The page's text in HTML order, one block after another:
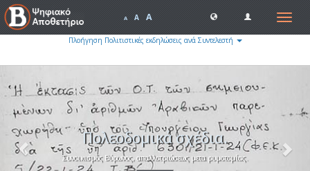
Toggle
A A A
Πλοήγηση Πολιτιστικές εκδηλώσεις ανά Συντελεστή
Πολεοδομικά σχέδια.
Συνοικισμός Βύρωνος, απαλλοτριώσεως μετα ρυμοτομίας.